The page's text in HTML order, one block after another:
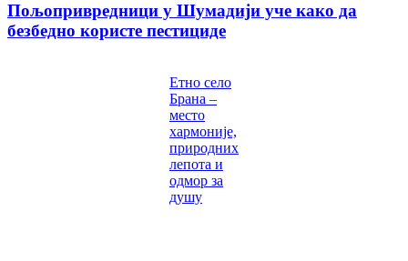
Пољопривредници у Шумадији уче како да
безбедно користе пестициде
Етно село
Брана –
место
хармоније,
природних
лепота и
одмор за
душу